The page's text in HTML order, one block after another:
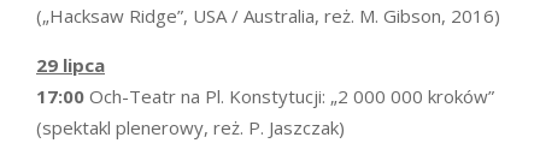
(„Hacksaw Ridge”, USA / Australia, reż. M. Gibson, 2016)
29 lipca
17:00 Och-Teatr na Pl. Konstytucji: „2 000 000 kroków”
(spektakl plenerowy, reż. P. Jaszczak)